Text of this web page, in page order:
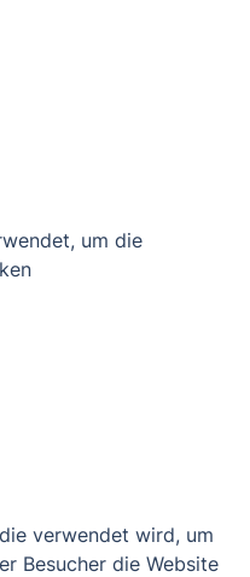
um die
verwendet wird, um
Besucher die Website